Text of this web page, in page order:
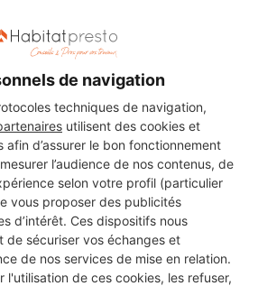
de navigation
techniques de navigation,
utilisent des cookies et
afin d’assurer le bon fonctionnement
l’audience de nos contenus, de
selon votre profil (particulier
vous proposer des publicités
d’intérêt. Ces dispositifs nous
de sécuriser vos échanges et
de nos services de mise en relation.
l'utilisation de ces cookies, les refuser,